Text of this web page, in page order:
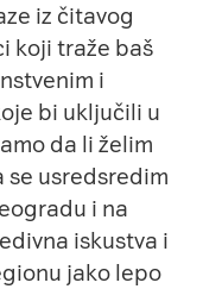
iz čitavog
koji traže baš
i
bi uključili u
da li želim
se usredsredim
i na
iskustva i
jako lepo